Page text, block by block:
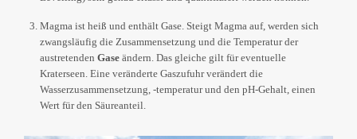
Magma ist heiß und enthält Gase. Steigt Magma auf, werden sich
zwangsläufig die Zusammensetzung und die Temperatur der
austretenden Gase ändern. Das gleiche gilt für eventuelle
Kraterseen. Eine veränderte Gaszufuhr verändert die
Wasserzusammensetzung, -temperatur und den pH-Gehalt, einen
Wert für den Säureanteil.